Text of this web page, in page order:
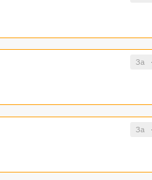
За
За